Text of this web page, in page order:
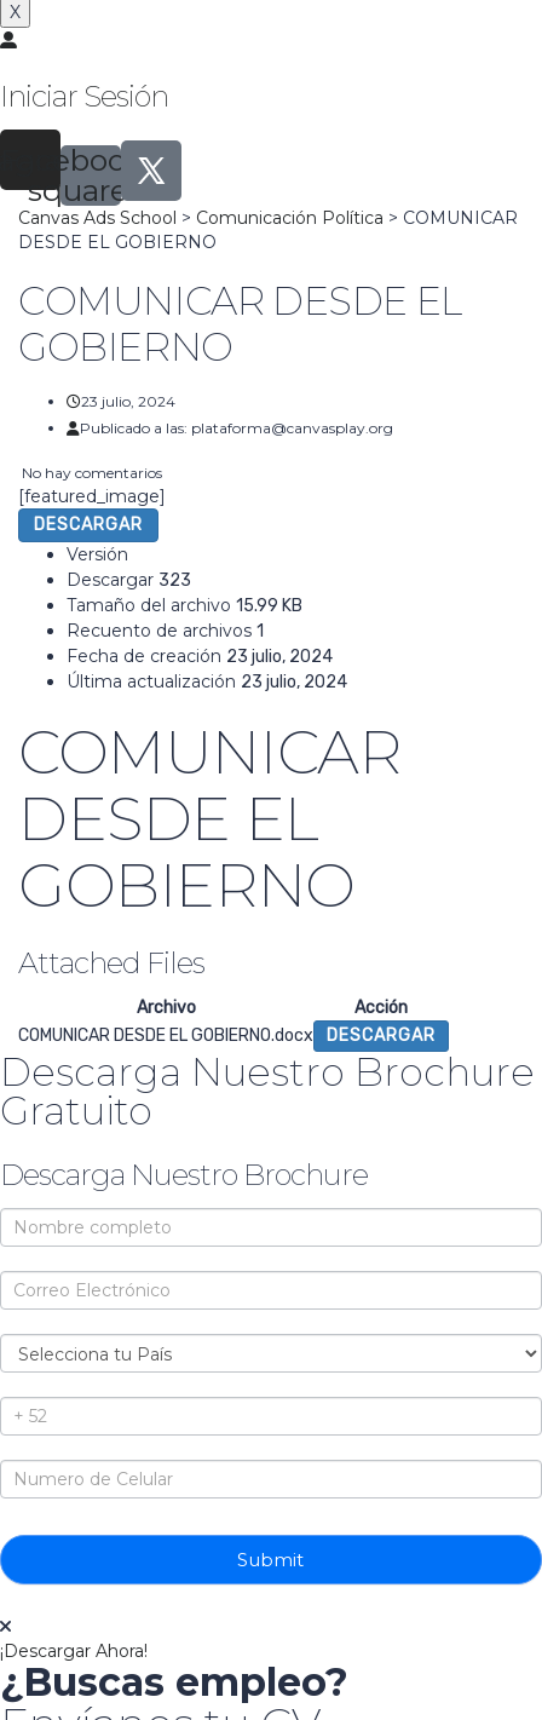
X
Iniciar Sesión
Facebook-
square
Canvas Ads School > Comunicación Política > COMUNICAR
DESDE EL GOBIERNO
COMUNICAR DESDE EL
GOBIERNO
23 julio, 2024
Publicado a las: plataforma@canvasplay.org
No hay comentarios
[featured_image]
DESCARGAR
Versión
Descargar 323
Tamaño del archivo 15.99 KB
Recuento de archivos 1
Fecha de creación 23 julio, 2024
Última actualización 23 julio, 2024
COMUNICAR
DESDE EL
GOBIERNO
Attached Files
Archivo
Acción
COMUNICAR DESDE EL GOBIERNO.docx
DESCARGAR
Descarga Nuestro Brochure
Gratuito
Descarga Nuestro Brochure
Brochure
Submit
¡Descargar Ahora!
¿Buscas empleo?